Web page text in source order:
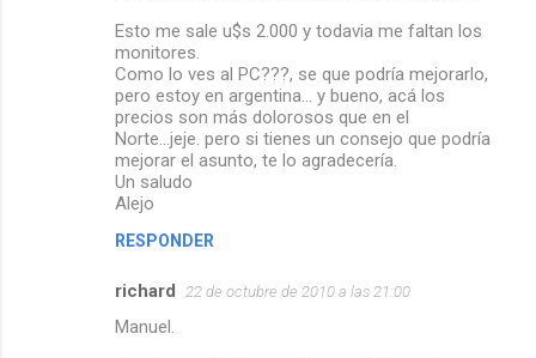
Esto me sale u$s 2.000 y todavia me faltan los
monitores.
Como lo ves al PC???, se que podría mejorarlo,
pero estoy en argentina... y bueno, acá los
precios son más dolorosos que en el
Norte...jeje. pero si tienes un consejo que podría
mejorar el asunto, te lo agradecería.
Un saludo
Alejo
RESPONDER
richard 22 de octubre de 2010 a las 21:00
Manuel.